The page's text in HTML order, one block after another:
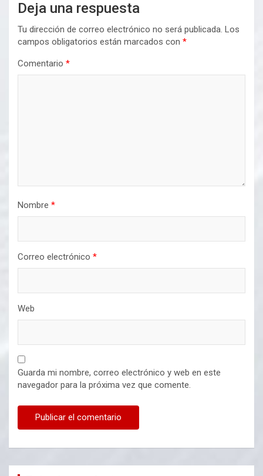
Deja una respuesta
Tu dirección de correo electrónico no será publicada. Los
campos obligatorios están marcados con *
Comentario *
Nombre *
Correo electrónico *
Web
Guarda mi nombre, correo electrónico y web en este
navegador para la próxima vez que comente.